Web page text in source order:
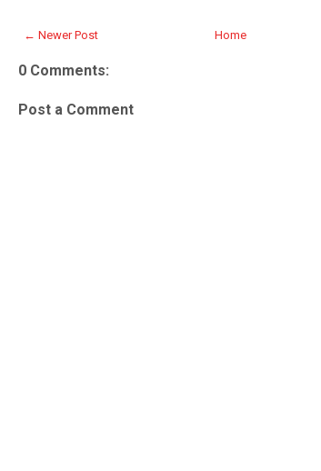
← Newer Post Home
0 Comments:
Post a Comment